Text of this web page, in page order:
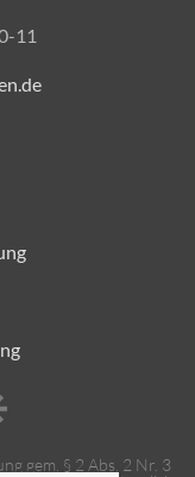
11
gem. § 2 Abs. 2 Nr. 3